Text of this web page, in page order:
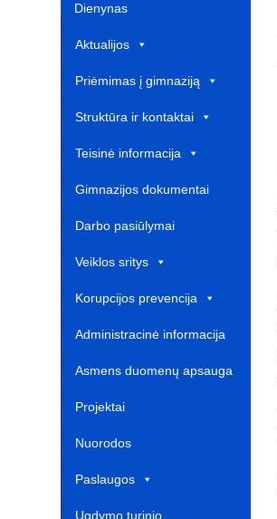
Dienynas
Aktualijos
Priėmimas į gimnaziją
Struktūra ir kontaktai
Teisinė informacija
Gimnazijos dokumentai
Darbo pasiūlymai
Veiklos sritys
Korupcijos prevencija
Administracinė informacija
Asmens duomenų apsauga
Projektai‎
Nuorodos ‎ ‎ ‎ ‎ ‎ ‎ ‎ ‎ ‎ ‎ ‎‎
Paslaugos
Ugdymo turinio